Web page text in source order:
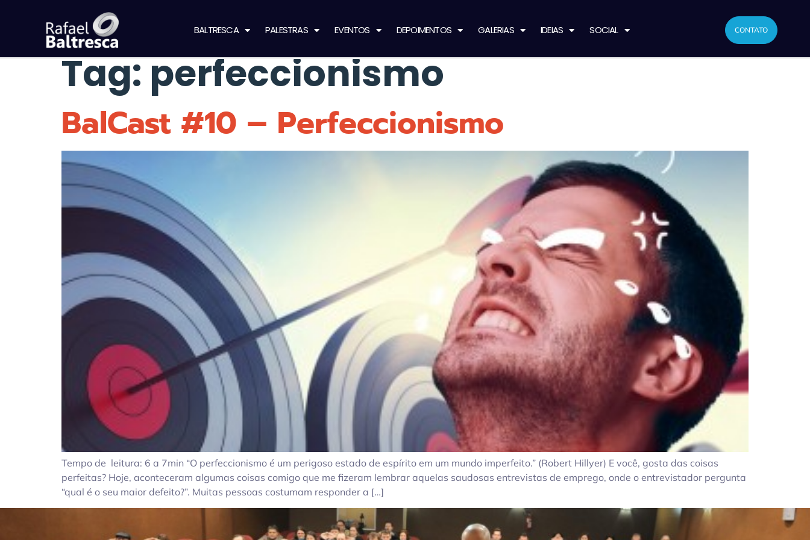
BALTRESCA PALESTRAS EVENTOS DEPOIMENTOS GALERIAS IDEIAS SOCIAL CONTATO
Tag:perfeccionismo
BalCast #10 – Perfeccionismo
Tempo de leitura: 6 a 7min “O perfeccionismo é um perigoso estado de espírito em um mundo imperfeito.” (Robert Hillyer) E você, gosta das coisas
perfeitas? Hoje, aconteceram algumas coisas comigo que me fizeram lembrar aquelas saudosas entrevistas de emprego, onde o entrevistador pergunta
“qual é o seu maior defeito?”. Muitas pessoas costumam responder a […]